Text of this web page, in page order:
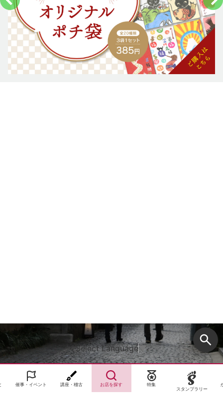
Select Language▼
催事・イベント 講座・稽古 お店を探す
特集
スタンプラリー